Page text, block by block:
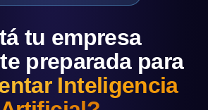
tu empresa
preparada para
Inteligencia